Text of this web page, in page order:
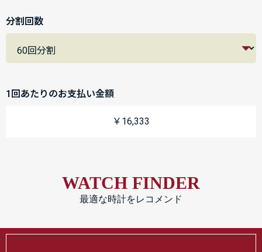
分割回数
1回あたりのお支払い金額
￥16,333
WATCH FINDER
最適な時計をレコメンド